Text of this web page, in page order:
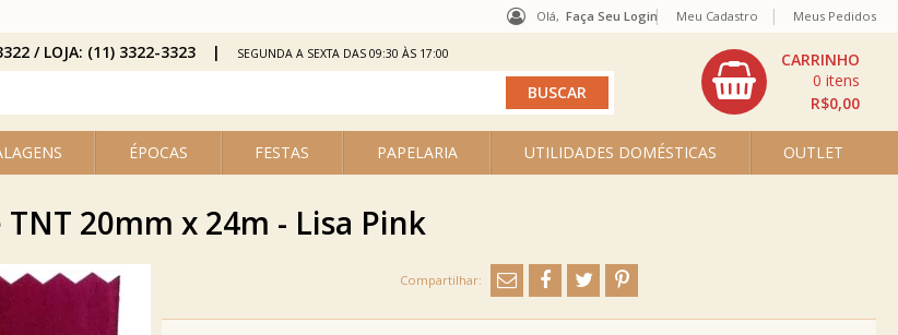
Olá, Faça Seu Login
ÉPOCAS FESTAS PAPELARIA UTILIDADES DOMÉSTICAS OUTLET
R$0,00
0
Meu Cadastro Meus Pedidos
/ LOJA: (11) 3322-3323 SEGUNDA A SEXTA DAS 09:30 ÀS 17:00
TNT 20mm x 24m - Lisa Pink